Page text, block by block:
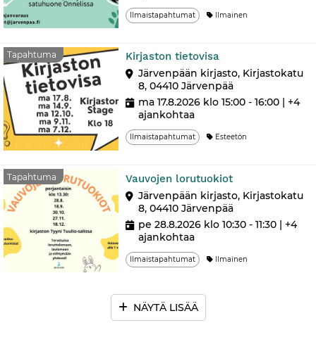
Ilmaistapahtumat Ilmainen
Tapahtuma Kirjaston tietovisa
Järvenpään kirjasto, Kirjastokatu
8, 04410 Järvenpää
ma 17.8.2026 klo 15:00 - 16:00 | +4
ajankohtaa
Ilmaistapahtumat Esteetön
Tapahtuma Vauvojen lorutuokiotTapahtuma
Järvenpään kirjasto, Kirjastokatu
8, 04410 Järvenpää
pe 28.8.2026 klo 10:30 - 11:30 | +4
ajankohtaa
Ilmaistapahtumat Ilmainen
NÄYTÄ LISÄÄ